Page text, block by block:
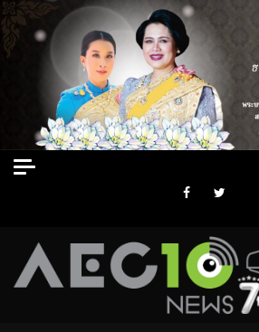
Skip
to
Facebook
Twitter